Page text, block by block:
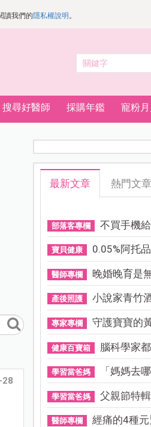
讀我們的隱私權說明 。
搜尋好醫師 採購年鑑 寵粉
28
最新文章 熱門文章
部落客專欄 不買手機給
寶貝健康 0.05%阿托品
醫師專欄 晚婚晚育是
產後照護 小說家青竹
專家專欄 守護寶寶的
健康百寶箱 腦科學家都
學習當爸媽 「媽媽去哪
學習當爸媽 父親節特輯
醫師專欄 經痛的4種元